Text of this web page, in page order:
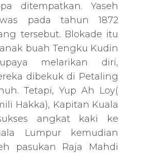
ditempatkan. Yaseh
pada tahun 1872
tersebut. Blokade itu
buah Tengku Kudin
melarikan diri,
dibekuk di Petaling
Tetapi, Yup Ah Loy(
Hakka), Kapitan Kuala
angkat kaki ke
Lumpur kemudian
pasukan Raja Mahdi